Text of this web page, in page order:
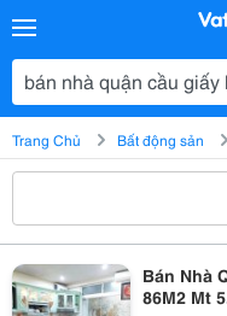
Trang Chủ Bất động sản
Bán Nhà
86M2 Mt